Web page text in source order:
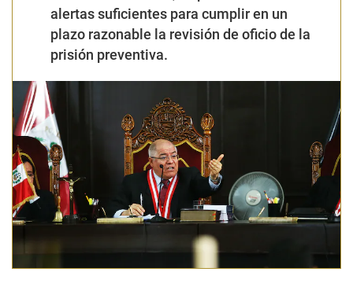
alertas suficientes para cumplir en un
plazo razonable la revisión de oficio de la
prisión preventiva.